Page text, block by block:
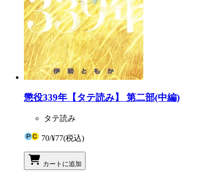
懲役339年【タテ読み】 第二部(中編)
タテ読み
70/¥77(税込)
カートに追加